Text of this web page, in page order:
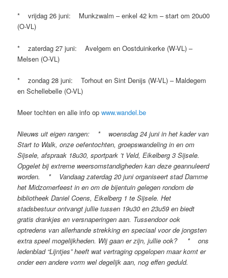
* vrijdag 26 juni: Munkzwalm – enkel 42 km – start om 20u00
(O-VL)
* zaterdag 27 juni: Avelgem en Oostduinkerke (W-VL) –
Melsen (O-VL)
* zondag 28 juni: Torhout en Sint Denijs (W-VL) – Maldegem
en Schellebelle (O-VL)
Meer tochten en alle info opwww.wandel.be
Nieuws uit eigen rangen: * woensdag 24 juni in het kader van
Start to Walk, onze oefentochten, groepswandeling in en om
Sijsele, afspraak 18u30, sportpark ’t Veld, Eikelberg 3 Sijsele.
Opgelet bij extreme weersomstandigheden kan deze geannuleerd
worden. * Vandaag zaterdag 20 juni organiseert stad Damme
het Midzomerfeest in en om de bijentuin gelegen rondom de
bibliotheek Daniel Coens, Eikelberg 1 te Sijsele. Het
stadsbestuur ontvangt jullie tussen 19u30 en 23u59 en biedt
gratis drankjes en versnaperingen aan. Tussendoor ook
optredens van allerhande strekking en speciaal voor de jongsten
extra speel mogelijkheden. Wij gaan er zijn, jullie ook? * ons
ledenblad “Lijntjes” heeft wat vertraging opgelopen maar komt er
onder een andere vorm wel degelijk aan, nog effen geduld.